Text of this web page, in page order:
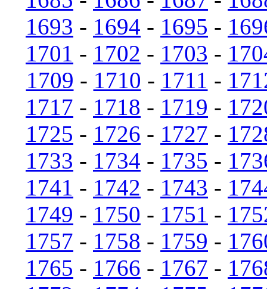
1693 - 1694 - 1695 -
1701 - 1702 - 1703 -
1709 - 1710 - 1711 -
1717 - 1718 - 1719 -
1725 - 1726 - 1727 -
1733 - 1734 - 1735 -
1741 - 1742 - 1743 -
1749 - 1750 - 1751 -
1757 - 1758 - 1759 -
1765 - 1766 - 1767 -